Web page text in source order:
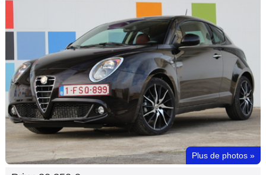
Electriques
Utilitaires
Flottes
Auto
Services
Forum Plus de photos »